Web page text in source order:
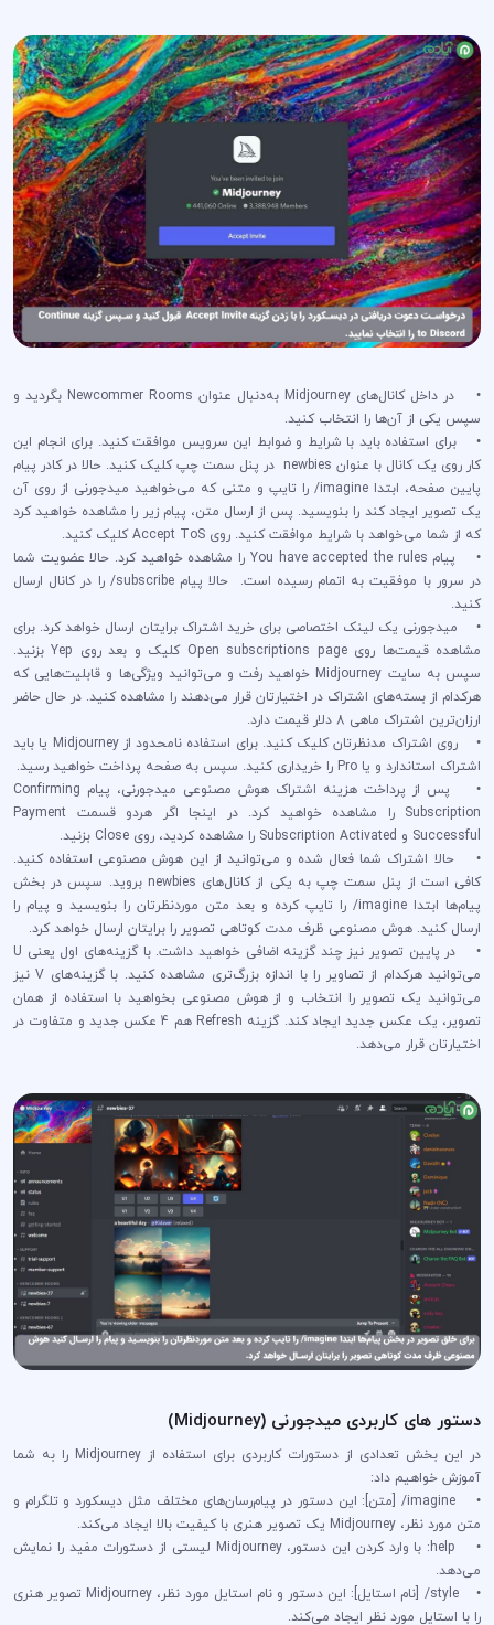
• در داخل کانال‌های Midjourney به‌دنبال عنوان Newcommer Rooms بگردید و
سپس یکی از آن‌ها را انتخاب کنید.
• برای استفاده باید با شرایط و ضوابط این سرویس موافقت کنید. برای انجام این
کار روی یک کانال با عنوان newbies در پنل سمت چپ کلیک کنید. حالا در کادر پیام
پایین صفحه، ابتدا imagine/ را تایپ و متنی که می‌خواهید میدجورنی از روی آن
یک تصویر ایجاد کند را بنویسید. پس از ارسال متن، پیام زیر را مشاهده خواهید کرد
که از شما می‌خواهد با شرایط موافقت کنید. روی Accept ToS کلیک کنید.
• پیام You have accepted the rules را مشاهده خواهید کرد. حالا عضویت شما
در سرور با موفقیت به اتمام رسیده است. حالا پیام subscribe/ را در کانال ارسال
کنید.
• میدجورنی یک لینک اختصاصی برای خرید اشتراک برایتان ارسال خواهد کرد. برای
مشاهده قیمت‌ها روی Open subscriptions page کلیک و بعد روی Yep بزنید.
سپس به سایت Midjourney خواهید رفت و می‌توانید ویژگی‌ها و قابلیت‌هایی که
هرکدام از بسته‌های اشتراک در اختیارتان قرار می‌دهند را مشاهده کنید. در حال حاضر
ارزان‌ترین اشتراک ماهی 8 دلار قیمت دارد.
• روی اشتراک مدنظرتان کلیک کنید. برای استفاده نامحدود از Midjourney یا باید
اشتراک استاندارد و یا Pro را خریداری کنید. سپس به صفحه پرداخت خواهید رسید.
• پس از پرداخت هزینه اشتراک هوش مصنوعی میدجورنی، پیام Confirming
Subscription را مشاهده خواهید کرد. در اینجا اگر هردو قسمت Payment
Successful و Subscription Activated را مشاهده کردید، روی Close بزنید.
• حالا اشتراک شما فعال شده و می‌توانید از این هوش مصنوعی استفاده کنید.
کافی است از پنل سمت چپ به یکی از کانال‌های newbies بروید. سپس در بخش
پیام‌ها ابتدا imagine/ را تایپ کرده و بعد متن موردنظرتان را بنویسید و پیام را
ارسال کنید. هوش مصنوعی ظرف مدت کوتاهی تصویر را برایتان ارسال خواهد کرد.
• در پایین تصویر نیز چند گزینه اضافی خواهید داشت. با گزینه‌های اول یعنی U
می‌توانید هرکدام از تصاویر را با اندازه بزرگ‌تری مشاهده کنید. با گزینه‌های V نیز
می‌توانید یک تصویر را انتخاب و از هوش مصنوعی بخواهید با استفاده از همان
تصویر، یک عکس جدید ایجاد کند. گزینه Refresh هم 4 عکس جدید و متفاوت در
اختیارتان قرار می‌دهد.
دستور های کاربردی میدجورنی (Midjourney)
در این بخش تعدادی از دستورات کاربردی برای استفاده از Midjourney را به شما
آموزش خواهیم داد:
• imagine/ [متن]: این دستور در پیام‌رسان‌های مختلف مثل دیسکورد و تلگرام و
متن مورد نظر، Midjourney یک تصویر هنری با کیفیت بالا ایجاد می‌کند.
• help: با وارد کردن این دستور، Midjourney لیستی از دستورات مفید را نمایش
می‌دهد.
• style/ [نام استایل]: این دستور و نام استایل مورد نظر، Midjourney تصویر هنری
را با استایل مورد نظر ایجاد می‌کند.